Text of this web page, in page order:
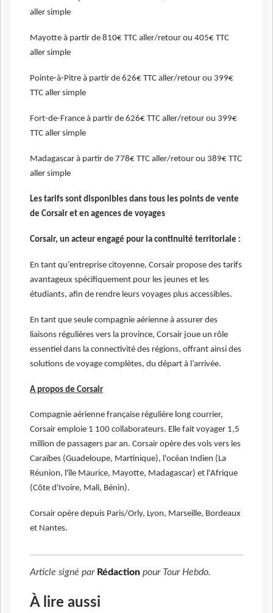
aller simple
Mayotte à partir de 810€ TTC aller/retour ou 405€ TTC
aller simple
Pointe-à-Pitre à partir de 626€ TTC aller/retour ou 399€
TTC aller simple
Fort-de-France à partir de 626€ TTC aller/retour ou 399€
TTC aller simple
Madagascar à partir de 778€ TTC aller/retour ou 389€ TTC
aller simple
Les tarifs sont disponibles dans tous les points de vente
de Corsair et en agences de voyages
Corsair, un acteur engagé pour la continuité territoriale :
En tant qu’entreprise citoyenne, Corsair propose des tarifs
avantageux spécifiquement pour les jeunes et les
étudiants, afin de rendre leurs voyages plus accessibles.
En tant que seule compagnie aérienne à assurer des
liaisons régulières vers la province, Corsair joue un rôle
essentiel dans la connectivité des régions, offrant ainsi des
solutions de voyage complètes, du départ à l’arrivée.
A propos de Corsair
Compagnie aérienne française régulière long courrier,
Corsair emploie 1 100 collaborateurs. Elle fait voyager 1,5
million de passagers par an. Corsair opère des vols vers les
Caraïbes (Guadeloupe, Martinique), l'océan Indien (La
Réunion, l'île Maurice, Mayotte, Madagascar) et l'Afrique
(Côte d'Ivoire, Mali, Bénin).
Corsair opère depuis Paris/Orly, Lyon, Marseille, Bordeaux
et Nantes.
Article signé par Rédaction pour Tour Hebdo.
À lire aussi